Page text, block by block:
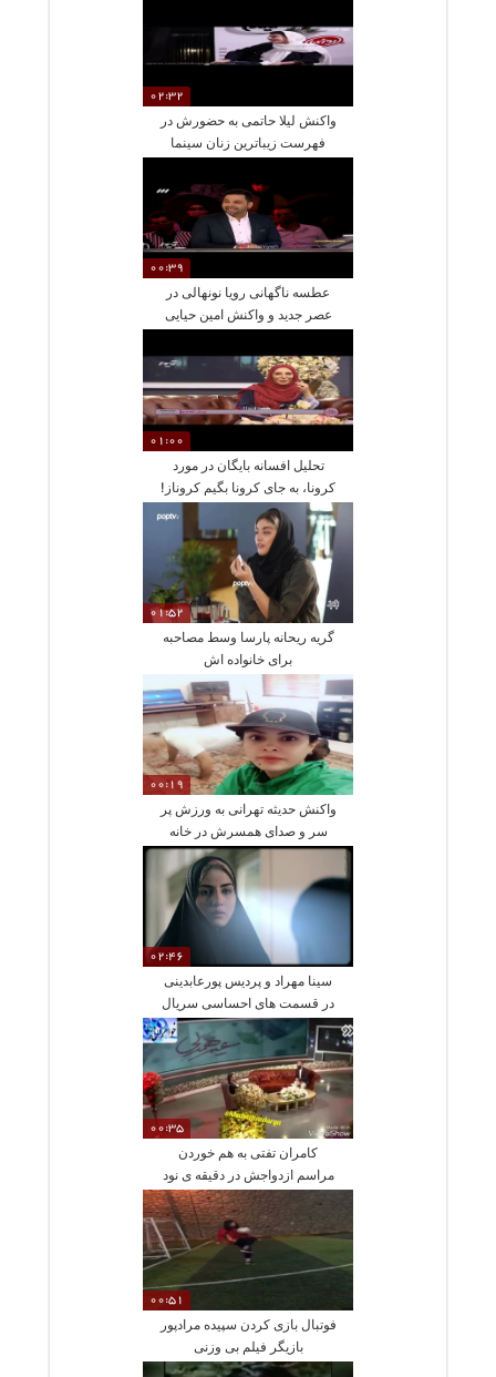
02:32
واکنش لیلا حاتمی به حضورش در
فهرست زیباترین زنان سینما
00:39
عطسه ناگهانی رویا نونهالی در
عصر جدید و واکنش امین حیایی
01:00
تحلیل افسانه بایگان در مورد
کرونا، به جای کرونا بگیم کروناز!
01:52
گریه ریحانه پارسا وسط مصاحبه
برای خانواده اش
00:19
واکنش حدیثه تهرانی به ورزش پر
سر و صدای همسرش در خانه
02:46
سینا مهراد و پردیس پورعابدینی
در قسمت های احساسی سریال
آقازاده
00:35
کامران تفتی به هم خوردن
مراسم ازدواجش در دقیقه ی نود
گفت
00:51
فوتبال بازی کردن سپیده مرادپور
بازیگر فیلم بی وزنی